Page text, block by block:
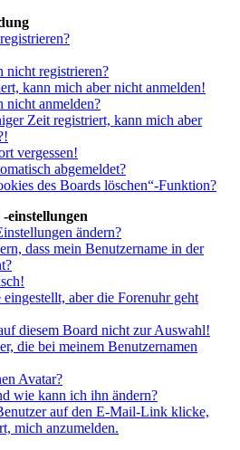
nicht registrieren?
kann mich aber nicht anmelden!
nicht anmelden?
Zeit registriert, kann mich aber
vergessen!
abgemeldet?
des Boards löschen“-Funktion?
einstellungen
ändern?
dass mein Benutzername in der
aber die Forenuhr geht
diesem Board nicht zur Auswahl!
die bei meinem Benutzernamen
Avatar?
wie kann ich ihn ändern?
auf den E-Mail-Link klicke,
mich anzumelden.